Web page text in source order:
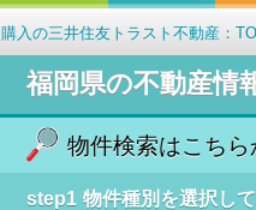
入の三井住友トラスト不動産：
福岡県の不動産情
物件検索はこちら
step1 物件種別を選択して